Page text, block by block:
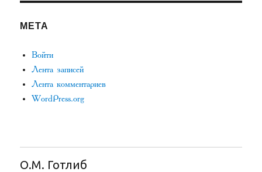
МЕТА
Войти
Лента записей
Лента комментариев
WordPress.org
О.М. Готлиб